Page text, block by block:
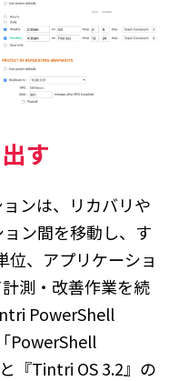
す
ンは、リカバリや
ン間を移動し、す
位、アプリケーショ
測・改善作業を続
PowerShell
PowerShell
『Tintri OS 3.2』の